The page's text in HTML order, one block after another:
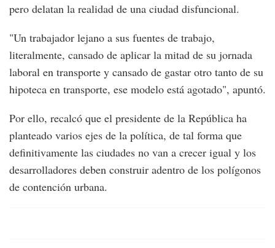
pero delatan la realidad de una ciudad disfuncional.
"Un trabajador lejano a sus fuentes de trabajo,
literalmente, cansado de aplicar la mitad de su jornada
laboral en transporte y cansado de gastar otro tanto de su
hipoteca en transporte, ese modelo está agotado", apuntó.
Por ello, recalcó que el presidente de la República ha
planteado varios ejes de la política, de tal forma que
definitivamente las ciudades no van a crecer igual y los
desarrolladores deben construir adentro de los polígonos
de contención urbana.